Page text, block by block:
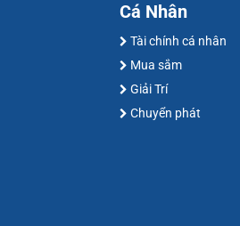
Cá Nhân
Tài chính cá nhân
Mua sắm
Giải Trí
Chuyển phát